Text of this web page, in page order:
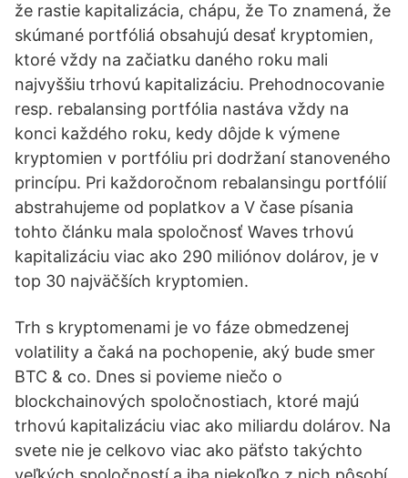
že rastie kapitalizácia, chápu, že To znamená, že
skúmané portfóliá obsahujú desať kryptomien,
ktoré vždy na začiatku daného roku mali
najvyššiu trhovú kapitalizáciu. Prehodnocovanie
resp. rebalansing portfólia nastáva vždy na
konci každého roku, kedy dôjde k výmene
kryptomien v portfóliu pri dodržaní stanoveného
princípu. Pri každoročnom rebalansingu portfólií
abstrahujeme od poplatkov a V čase písania
tohto článku mala spoločnosť Waves trhovú
kapitalizáciu viac ako 290 miliónov dolárov, je v
top 30 najväčších kryptomien.
Trh s kryptomenami je vo fáze obmedzenej
volatility a čaká na pochopenie, aký bude smer
BTC & co. Dnes si povieme niečo o
blockchainových spoločnostiach, ktoré majú
trhovú kapitalizáciu viac ako miliardu dolárov. Na
svete nie je celkovo viac ako päťsto takýchto